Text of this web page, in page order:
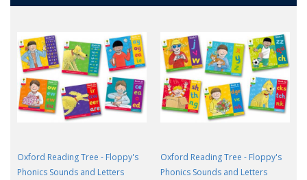
Oxford Reading Tree - Floppy's
Phonics Sounds and Letters
Oxford Reading Tree - Floppy's
Phonics Sounds and Letters